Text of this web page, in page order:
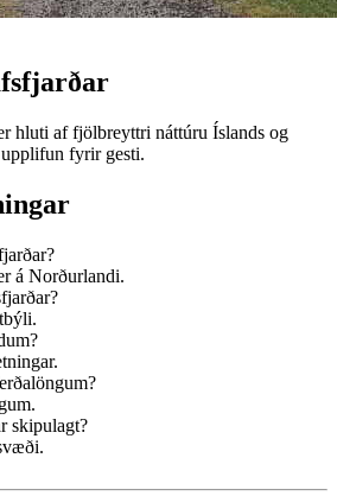
hluti af fjölbreyttri náttúru Íslands og
fyrir gesti.
á Norðurlandi.
skipulagt?